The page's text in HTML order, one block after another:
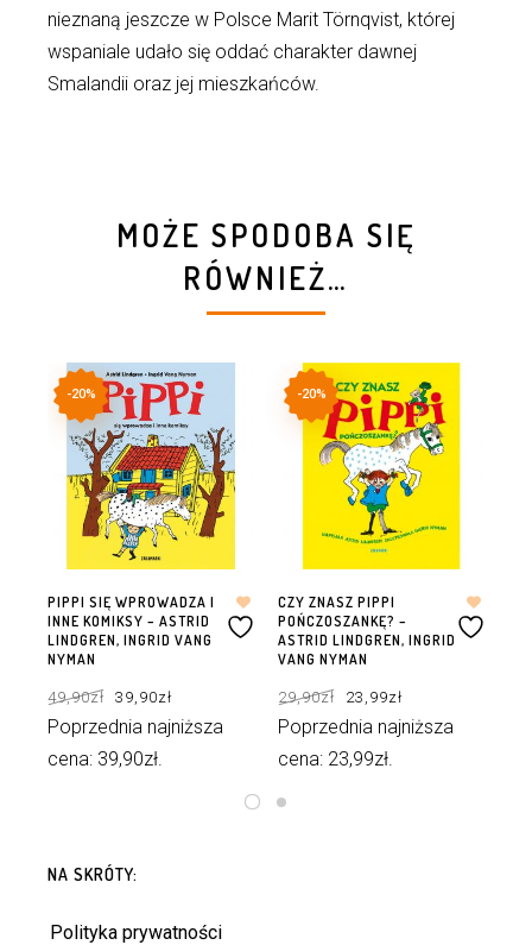
nieznaną jeszcze w Polsce Marit Törnqvist, której
wspaniale udało się oddać charakter dawnej
Smalandii oraz jej mieszkańców.
MOŻE SPODOBA SIĘ
RÓWNIEŻ…
-20%
PIPPI SIĘ WPROWADZA I
INNE KOMIKSY – ASTRID
LINDGREN, INGRID VANG
NYMAN
49,90zł cena
wynosiła:
49,90zł.
39,90złcena
39,90zł.
Poprzednia najniższa
cena: 39,90zł.
-20%
CZY ZNASZ PIPPI
POŃCZOSZANKĘ? –
ASTRID LINDGREN, INGRID
VANG NYMAN
29,90zł cena
wynosiła:
29,90zł.
23,99złcena
23,99zł.
Poprzednia najniższa
cena: 23,99zł.
NA SKRÓTY:
Polityka prywatności